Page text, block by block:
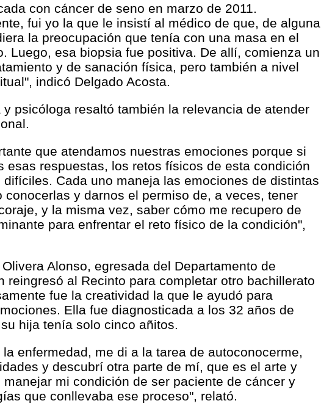
con cáncer de seno en marzo de 2011.
fui yo la que le insistí al médico de que, de alguna
la preocupación que tenía con una masa en el
Luego, esa biopsia fue positiva. De allí, comienza un
y de sanación física, pero también a nivel
indicó Delgado Acosta.
y psicóloga resaltó también la relevancia de atender
que atendamos nuestras emociones porque si
esas respuestas, los retos físicos de esta condición
difíciles. Cada uno maneja las emociones de distintas
conocerlas y darnos el permiso de, a veces, tener
y la misma vez, saber cómo me recupero de
para enfrentar el reto físico de la condición",
Alonso, egresada del Departamento de
reingresó al Recinto para completar otro bachillerato
fue la creatividad la que le ayudó para
Ella fue diagnosticada a los 32 años de
hija tenía solo cinco añitos.
la enfermedad, me di a la tarea de autoconocerme,
y descubrí otra parte de mí, que es el arte y
mi condición de ser paciente de cáncer y
que conllevaba ese proceso", relató.